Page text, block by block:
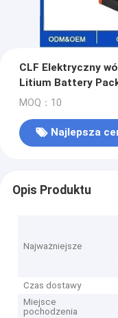
CLF Elektryczny
Litium Battery
300Ah 50Ah
MOQ：10
Najlepsza
Opis Produktu
Najważniejsze
Czas dostawy
Miejsce
pochodzenia